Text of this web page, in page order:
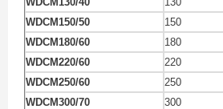
WDCM150/50
150
WDCM180/60
180
WDCM220/60
220
WDCM250/60
250
WDCM300/70
300